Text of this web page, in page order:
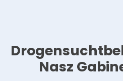
Nasz